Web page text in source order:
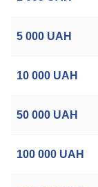
5 000 UAH
10 000 UAH
50 000 UAH
100 000 UAH